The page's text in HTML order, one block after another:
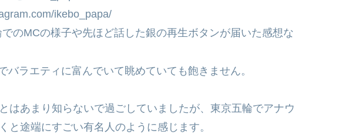
ikebo_papa/
のMCの様子や先ほど話した銀の再生ボタンが届いた感想な
バラエティに富んでいて眺めていても飽きません。
はあまり知らないで過ごしていましたが、東京五輪でアナウ
と途端にすごい有名人のように感じます。